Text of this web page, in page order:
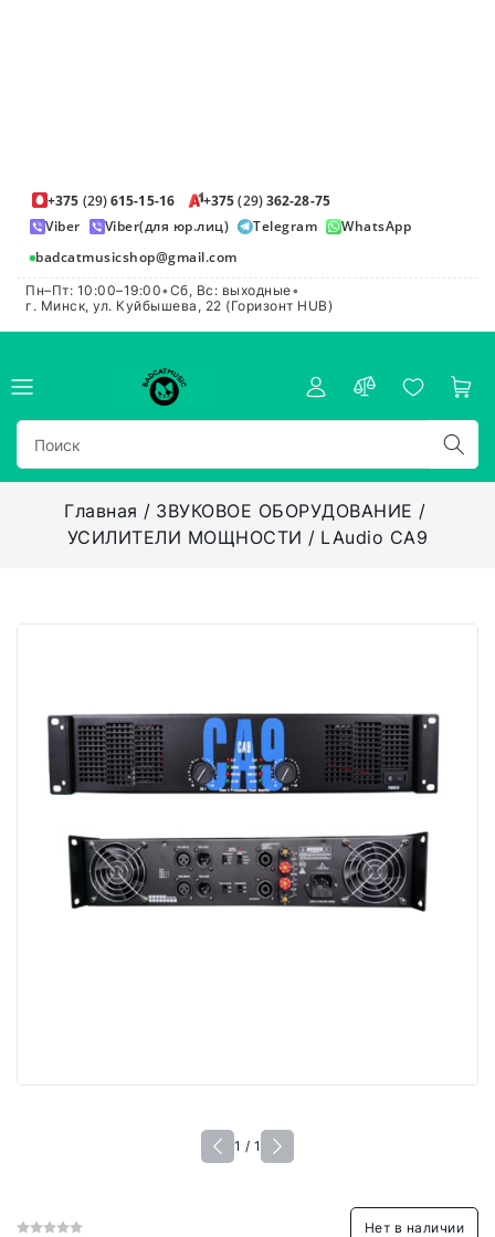
+375 (29)615-15-16 +375(29)362-28-75
Viber
Viber(для юр.лиц) Telegram
WhatsApp
badcatmusicshop@gmail.com
Пн–Пт: 10:00–19:00•Сб, Вс: выходные•
г. Минск, ул. Куйбышева, 22 (Горизонт HUB)
Главная
ЗВУКОВОЕ ОБОРУДОВАНИЕ
УСИЛИТЕЛИ МОЩНОСТИ
LAudio CA9
1 / 1
Нет в наличии